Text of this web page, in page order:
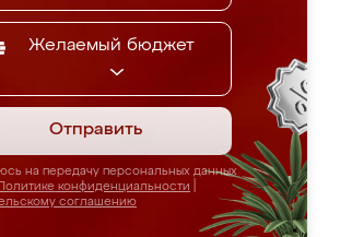
Желаемый бюджет
Отправить
на передачу персональных данных
конфиденциальности
соглашению